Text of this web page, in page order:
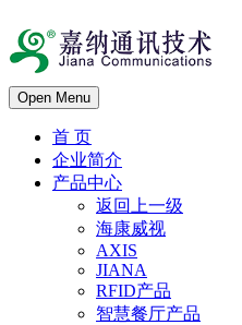
Open Menu
首 页
企业简介
产品中心
返回上一级
海康威视
AXIS
JIANA
RFID产品
智慧餐厅产品